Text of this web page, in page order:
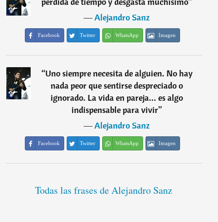
―Alejandro Sanz
Facebook Twitter WhatsApp Imagen
“Uno siempre necesita de alguien. No hay
nada peor que sentirse despreciado o
ignorado. La vida en pareja... es algo
indispensable para vivir”
―Alejandro Sanz
Facebook Twitter WhatsApp Imagen
Todas las frases de Alejandro Sanz